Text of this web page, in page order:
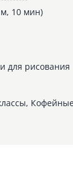
10 мин)
для рисования